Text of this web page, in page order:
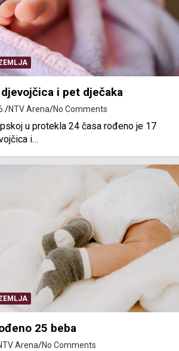
i pet dječaka
NTV Arena No Comments
u protekla 24 časa rođeno je 17
i…
25 beba
Arena No Comments